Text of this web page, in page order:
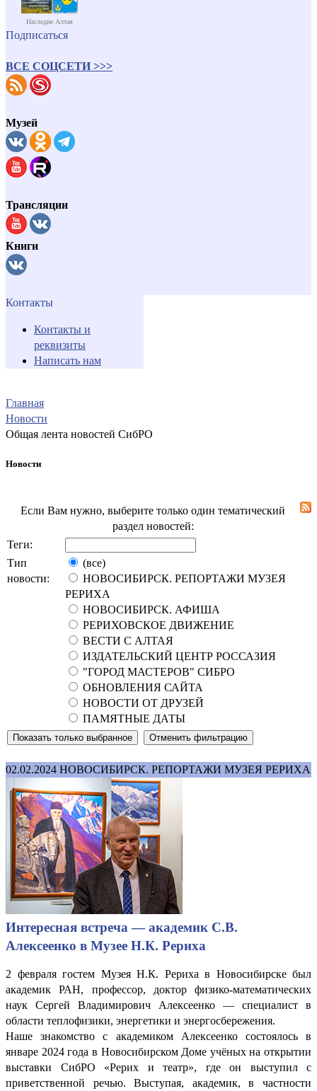
Наследие Алтая
Подписаться
ВСЕ СОЦСЕТИ >>>
Музей
Трансляции
Книги
Контакты
Контакты и
реквизиты
Написать нам
Главная
Новости
Общая лента новостей СибРО
Новости
Если Вам нужно, выберите только один тематический
раздел новостей:
Теги:
Тип
новости:
(все)
НОВОСИБИРСК. РЕПОРТАЖИ МУЗЕЯ
РЕРИХА
НОВОСИБИРСК. АФИША
РЕРИХОВСКОЕ ДВИЖЕНИЕ
ВЕСТИ С АЛТАЯ
ИЗДАТЕЛЬСКИЙ ЦЕНТР РОССАЗИЯ
"ГОРОД МАСТЕРОВ" СИБРО
ОБНОВЛЕНИЯ САЙТА
НОВОСТИ ОТ ДРУЗЕЙ
ПАМЯТНЫЕ ДАТЫ
02.02.2024 НОВОСИБИРСК. РЕПОРТАЖИ МУЗЕЯ РЕРИХА
Интересная встреча — академик С.В.
Алексеенко в Музее Н.К. Рериха
2 февраля гостем Музея Н.К. Рериха в Новосибирске был
академик РАН, профессор, доктор физико-математических
наук Сергей Владимирович Алексеенко — специалист в
области теплофизики, энергетики и энергосбережения.
Наше знакомство с академиком Алексеенко состоялось в
январе 2024 года в Новосибирском Доме учёных на открытии
выставки СибРО «Рерих и театр», где он выступил с
приветственной речью. Выступая, академик, в частности